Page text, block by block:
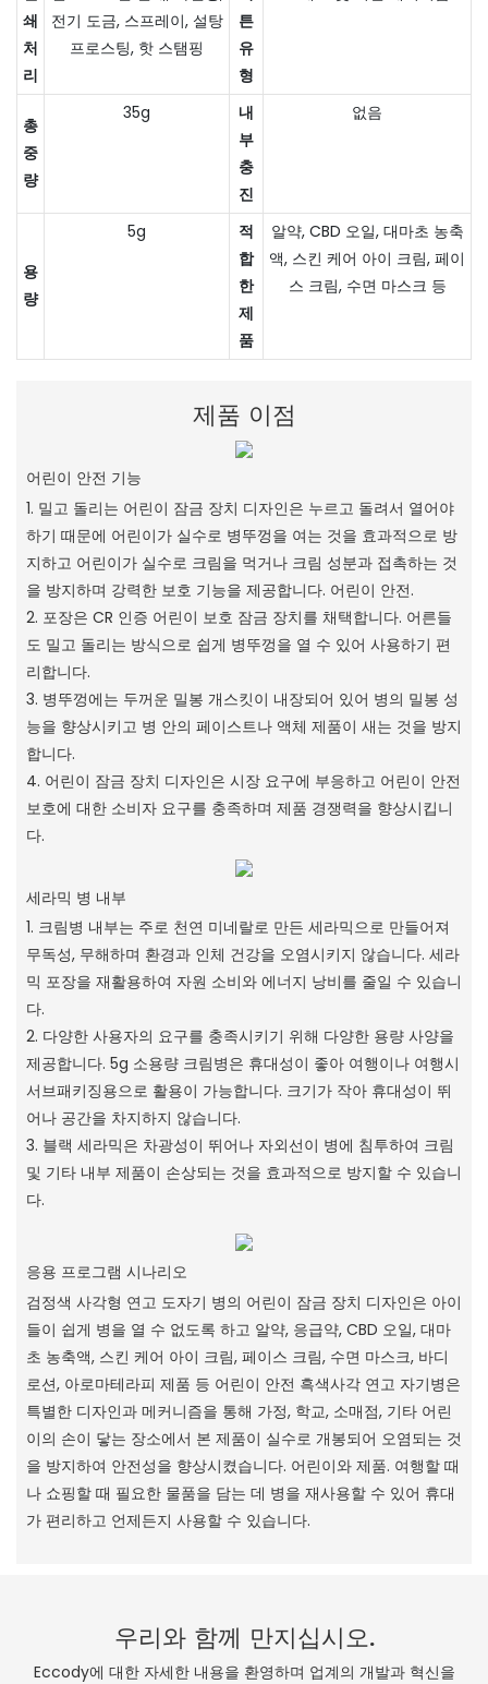
쇄
처
리
전기 도금, 스프레이, 설탕
프로스팅, 핫 스탬핑
튼
유
형
총
중
량
35g
내
부
충
진
없음
용
량
5g
적
합
한
제
품
알약, CBD 오일, 대마초 농축
액, 스킨 케어 아이 크림, 페이
스 크림, 수면 마스크 등
제품 이점
어린이 안전 기능
1. 밀고 돌리는 어린이 잠금 장치 디자인은 누르고 돌려서 열어야
하기 때문에 어린이가 실수로 병뚜껑을 여는 것을 효과적으로 방
지하고 어린이가 실수로 크림을 먹거나 크림 성분과 접촉하는 것
을 방지하며 강력한 보호 기능을 제공합니다. 어린이 안전.
2. 포장은 CR 인증 어린이 보호 잠금 장치를 채택합니다. 어른들
도 밀고 돌리는 방식으로 쉽게 병뚜껑을 열 수 있어 사용하기 편
리합니다.
3. 병뚜껑에는 두꺼운 밀봉 개스킷이 내장되어 있어 병의 밀봉 성
능을 향상시키고 병 안의 페이스트나 액체 제품이 새는 것을 방지
합니다.
4. 어린이 잠금 장치 디자인은 시장 요구에 부응하고 어린이 안전
보호에 대한 소비자 요구를 충족하며 제품 경쟁력을 향상시킵니
다.
세라믹 병 내부
1. 크림병 내부는 주로 천연 미네랄로 만든 세라믹으로 만들어져
무독성, 무해하며 환경과 인체 건강을 오염시키지 않습니다. 세라
믹 포장을 재활용하여 자원 소비와 에너지 낭비를 줄일 수 있습니
다.
2. 다양한 사용자의 요구를 충족시키기 위해 다양한 용량 사양을
제공합니다. 5g 소용량 크림병은 휴대성이 좋아 여행이나 여행시
서브패키징용으로 활용이 가능합니다. 크기가 작아 휴대성이 뛰
어나 공간을 차지하지 않습니다.
3. 블랙 세라믹은 차광성이 뛰어나 자외선이 병에 침투하여 크림
및 기타 내부 제품이 손상되는 것을 효과적으로 방지할 수 있습니
다.
응용 프로그램 시나리오
검정색 사각형 연고 도자기 병의 어린이 잠금 장치 디자인은 아이
들이 쉽게 병을 열 수 없도록 하고 알약, 응급약, CBD 오일, 대마
초 농축액, 스킨 케어 아이 크림, 페이스 크림, 수면 마스크, 바디
로션, 아로마테라피 제품 등 어린이 안전 흑색사각 연고 자기병은
특별한 디자인과 메커니즘을 통해 가정, 학교, 소매점, 기타 어린
이의 손이 닿는 장소에서 본 제품이 실수로 개봉되어 오염되는 것
을 방지하여 안전성을 향상시켰습니다. 어린이와 제품. 여행할 때
나 쇼핑할 때 필요한 물품을 담는 데 병을 재사용할 수 있어 휴대
가 편리하고 언제든지 사용할 수 있습니다.
우리와 함께 만지십시오.
Eccody에 대한 자세한 내용을 환영하며 업계의 개발과 혁신을